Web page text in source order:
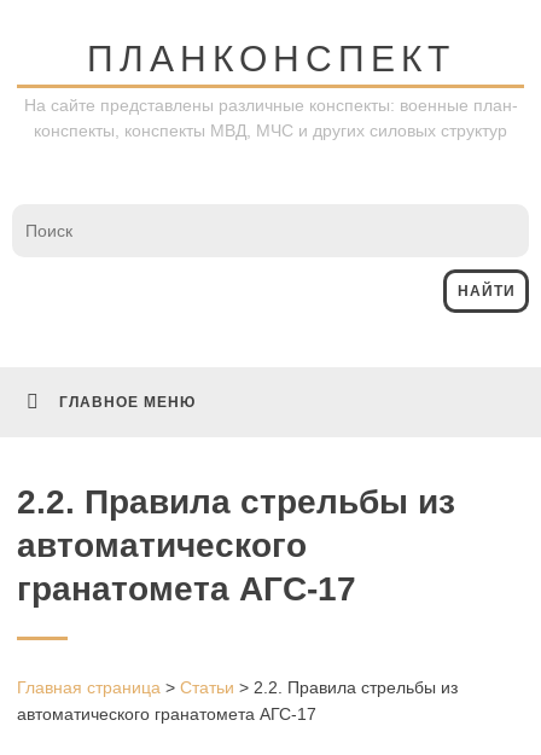
ПЛАНКОНСПЕКТ
На сайте представлены различные конспекты: военные план-
конспекты, конспекты МВД, МЧС и других силовых структур
ГЛАВНОЕ МЕНЮ
2.2. Правила стрельбы из
автоматического
гранатомета АГС-17
Главная страница > Статьи > 2.2. Правила стрельбы из
автоматического гранатомета АГС-17